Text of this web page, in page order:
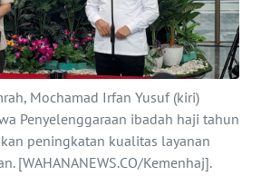
Mochamad Irfan Yusuf (kiri)
Penyelenggaraan ibadah haji tahun
peningkatan kualitas layanan
[WAHANANEWS.CO/Kemenhaj].